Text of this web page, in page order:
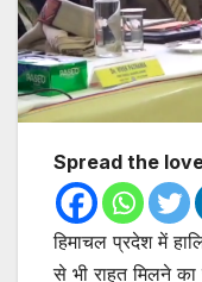
Spread the
हिमाचल प्रदेश में
से भी राहत मिलने